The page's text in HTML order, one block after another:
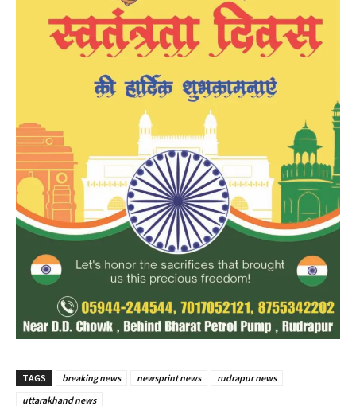
TAGS breaking news newsprint news
rudrapur news
uttarakhand news